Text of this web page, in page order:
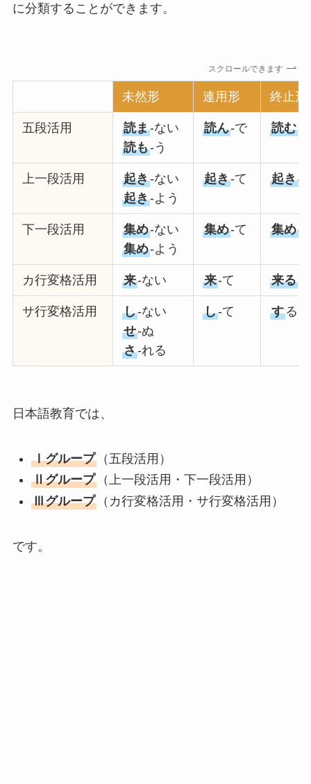
に分類することができます。
スクロールできます
未然形 連用形 終止形
五段活用 読ま-ない
読も-う
読ん-で 読む
上一段活用 起き-ない
起き-よう
起き-て 起きる
下一段活用 集め-ない
集め-よう
集め-て 集める
カ行変格活用 来-ない 来-て 来る
サ行変格活用 し-ない
せ-ぬ
さ-れる
し-て する
日本語教育では、
Ⅰグループ（五段活用）
Ⅱグループ（上一段活用・下一段活用）
Ⅲグループ（カ行変格活用・サ行変格活用）
です。